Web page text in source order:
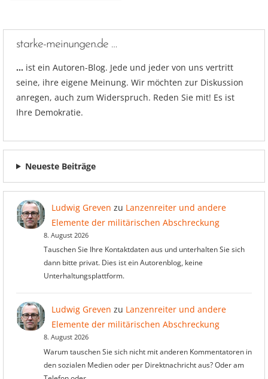
starke-meinungen.de …
… ist ein Autoren-Blog. Jede und jeder von uns vertritt
seine, ihre eigene Meinung. Wir möchten zur Diskussion
anregen, auch zum Widerspruch. Reden Sie mit! Es ist
Ihre Demokratie.
Neueste Beiträge
Ludwig Greven zu Lanzenreiter und andere
Elemente der militärischen Abschreckung
8. August 2026
Tauschen Sie Ihre Kontaktdaten aus und unterhalten Sie sich
dann bitte privat. Dies ist ein Autorenblog, keine
Unterhaltungsplattform.
Ludwig Greven zu Lanzenreiter und andere
Elemente der militärischen Abschreckung
8. August 2026
Warum tauschen Sie sich nicht mit anderen Kommentatoren in
den sozialen Medien oder per Direktnachricht aus? Oder am